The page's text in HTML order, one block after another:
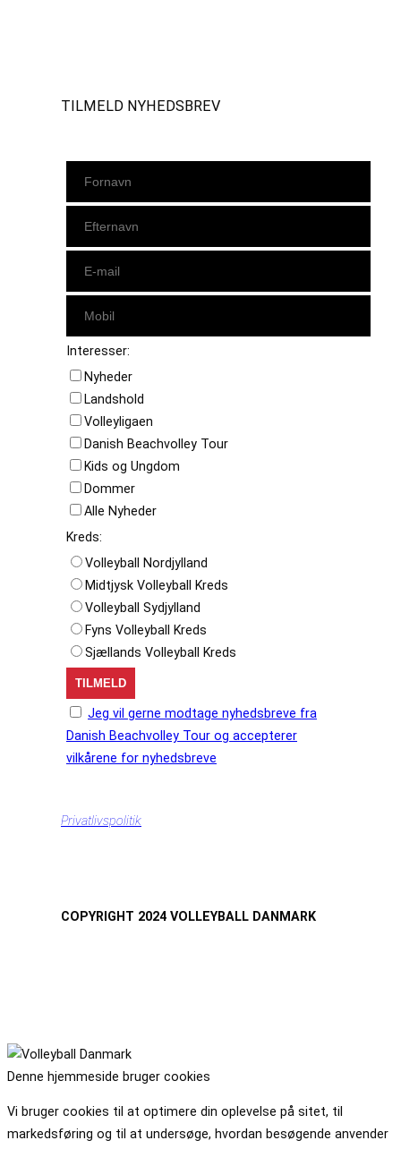
TILMELD NYHEDSBREV
Interesser:
Nyheder
Landshold
Volleyligaen
Danish Beachvolley Tour
Kids og Ungdom
Dommer
Alle Nyheder
Kreds:
Volleyball Nordjylland
Midtjysk Volleyball Kreds
Volleyball Sydjylland
Fyns Volleyball Kreds
Sjællands Volleyball Kreds
Jeg vil gerne modtage nyhedsbreve fra
Danish Beachvolley Tour og accepterer
vilkårene for nyhedsbreve
Privatlivspolitik
COPYRIGHT 2024 VOLLEYBALL DANMARK
Denne hjemmeside bruger cookies
Vi bruger cookies til at optimere din oplevelse på sitet, til
markedsføring og til at undersøge, hvordan besøgende anvender